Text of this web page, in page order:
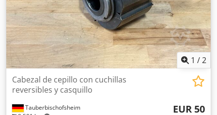
1 /2
Tauberbischofsheim
Cabezal de cepillo con cuchillas
reversibles y casquillo
EUR 50